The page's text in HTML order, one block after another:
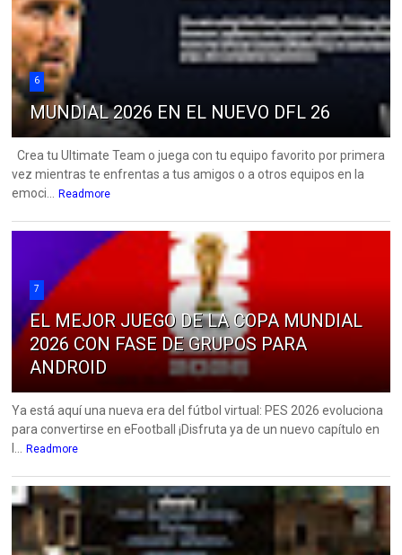
6
MUNDIAL 2026 EN EL NUEVO DFL 26
Crea tu Ultimate Team o juega con tu equipo favorito por primera
vez mientras te enfrentas a tus amigos o a otros equipos en la
emoci... Readmore
7
EL MEJOR JUEGO DE LA COPA MUNDIAL
2026 CON FASE DE GRUPOS PARA
ANDROID
Ya está aquí una nueva era del fútbol virtual: PES 2026 evoluciona
para convertirse en eFootball ¡Disfruta ya de un nuevo capítulo en
l... Readmore